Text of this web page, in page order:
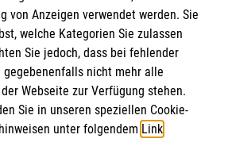
der großen
im Bevölkerungsschutz
soll zu einem längerfristigen
führen. Anders als zum
Vollzeit-Gesellschaftsjahr
auch berufsbegleitend
wäre damit attraktiv für
von Anzeigen verwendet werden. Sie
welche Kategorien Sie zulassen
Sie jedoch, dass bei fehlender
gegebenenfalls nicht mehr alle
Webseite zur Verfügung stehen.
Sie in unseren speziellen Cookie-
unter folgendem Link.